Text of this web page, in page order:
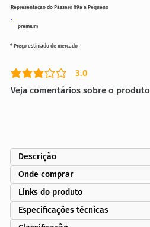
premium
Representação do Pássaro 09a a Pequeno
3.0
classificação média é 3 de 5
Veja comentários sobre o produto
* Preço estimado de mercado
Descrição
Onde comprar
Links do produto
Especificações técnicas